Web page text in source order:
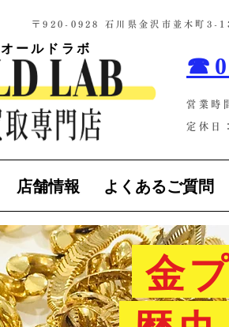
〒920-0928 石川県金沢市並木町3-
オールドラボ
営業時
定休日
店舗情報 よくあるご質問
金